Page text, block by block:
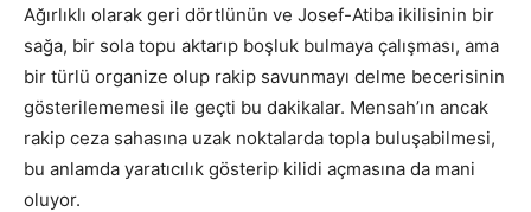
Ağırlıklı olarak geri dörtlünün ve Josef-Atiba ikilisinin bir
sağa, bir sola topu aktarıp boşluk bulmaya çalışması, ama
bir türlü organize olup rakip savunmayı delme becerisinin
gösterilememesi ile geçti bu dakikalar. Mensah’ın ancak
rakip ceza sahasına uzak noktalarda topla buluşabilmesi,
bu anlamda yaratıcılık gösterip kilidi açmasına da mani
oluyor.